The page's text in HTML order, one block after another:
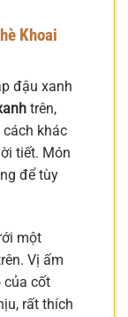
Khoai
đậu xanh
trên,
khác
tiết. Món
để tùy
một
Vị ấm
của cốt
rất thích